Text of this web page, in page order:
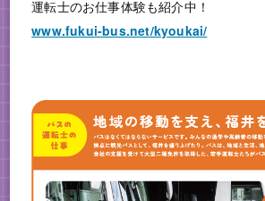
運転士のお仕事体験も紹介中！
www.fukui-bus.net/kyoukai/